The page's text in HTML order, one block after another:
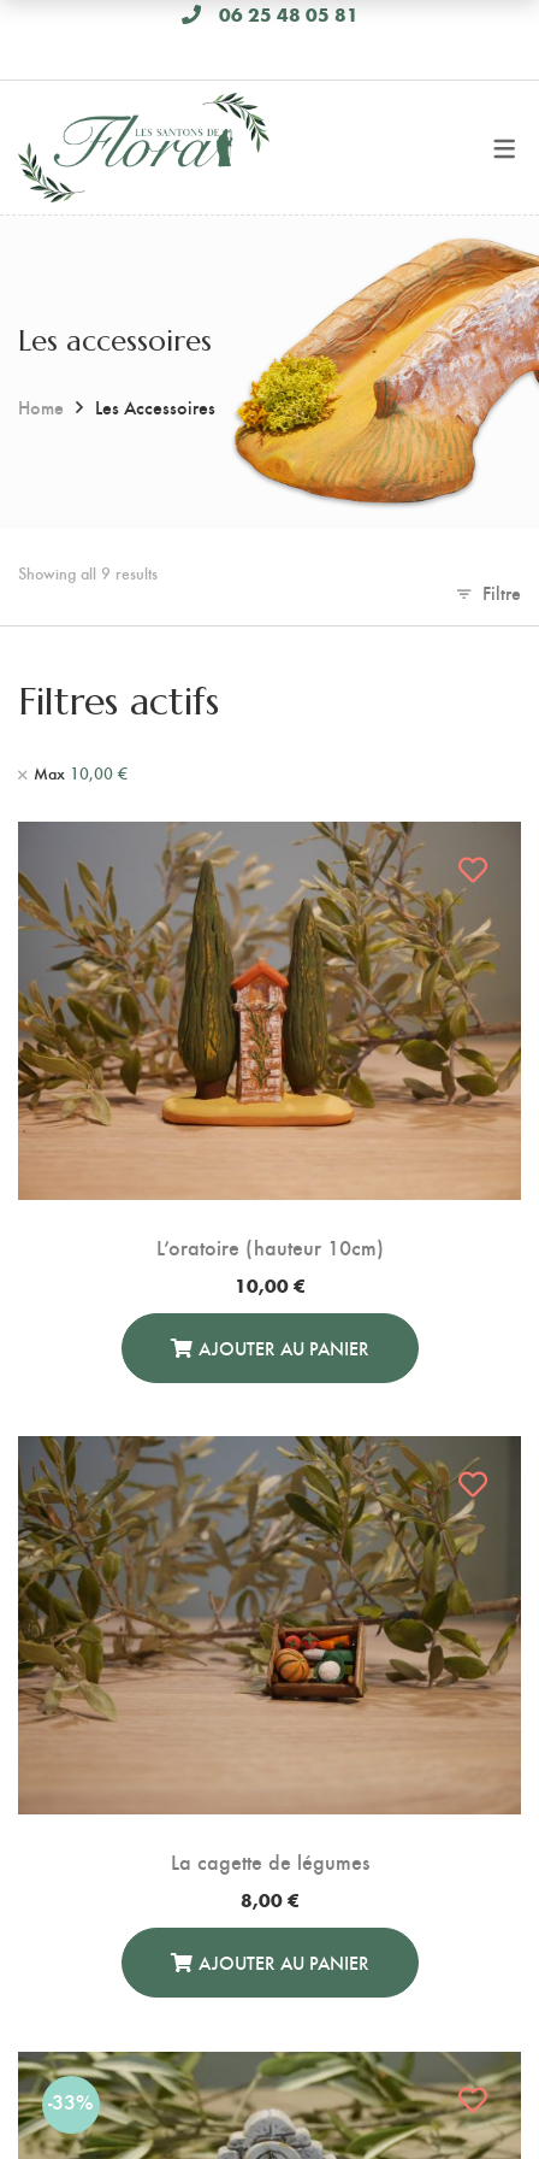
06 25 48 05 81
Les accessoires
Home Les Accessoires
Showing all 9 results
Filtre
Filtres actifs
Max 10,00 €
L’oratoire (hauteur 10cm)
10,00€
AJOUTER AU PANIER
La cagette de légumes
8,00€
AJOUTER AU PANIER
-33%